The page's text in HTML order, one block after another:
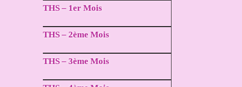
THS – 1er Mois
THS – 2ème Mois
THS – 3ème Mois